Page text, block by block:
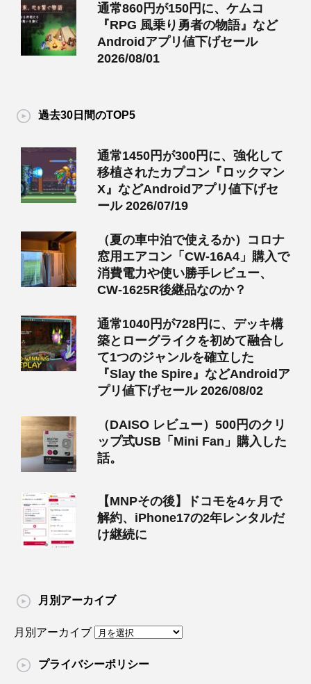
通常860円が150円に、ケムコ
『RPG 風乗り勇者の物語』など
Androidアプリ値下げセール
2026/08/01
過去30日間のTOP5
通常1450円が300円に、強化して
移植されたカプコン『ロックマン
X』などAndroidアプリ値下げセ
ール 2026/07/19
（夏の車中泊で使えるか）コロナ
窓用エアコン「CW-16A4」購入で
消費電力や使い勝手レビュー、
CW-1625R後継品なのか？
通常1040円が728円に、デッキ構
築とローグライクを初めて融合し
て1つのジャンルを確立した
『Slay the Spire』などAndroidア
プリ値下げセール 2026/08/02
（DAISO レビュー）500円のクリ
ップ式USB「Mini Fan」購入した
話。
【MNPその後】ドコモを4ヶ月で
解約、iPhone17の2年レンタルだ
け継続に
月別アーカイブ
月別アーカイブ
プライバシーポリシー